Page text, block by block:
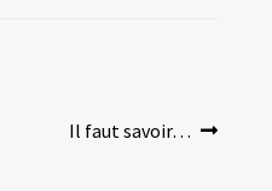
Article
Il faut savoir…